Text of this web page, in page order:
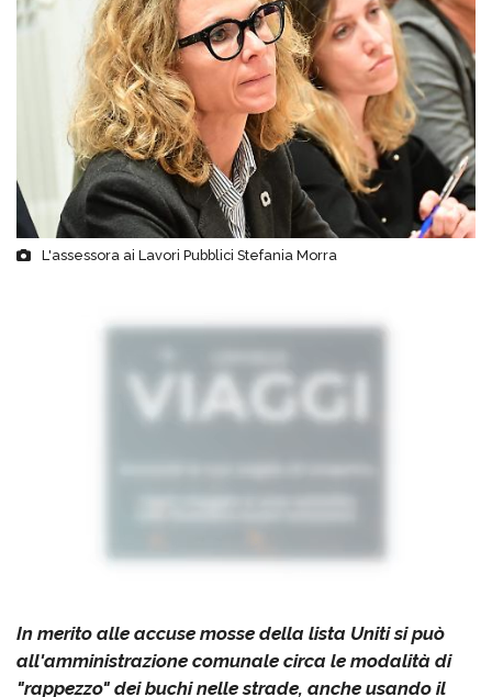
L'assessora ai Lavori Pubblici Stefania Morra
In merito alle accuse mosse della lista Uniti si può
all'amministrazione comunale circa le modalità di
"rappezzo" dei buchi nelle strade, anche usando il